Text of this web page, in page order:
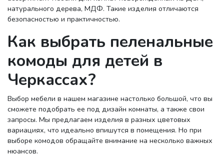
натурального дерева, МДФ. Такие изделия отличаются
безопасностью и практичностью.
Как выбрать пеленальные
комоды для детей в
Черкассах?
Выбор мебели в нашем магазине настолько большой, что вы
сможете подобрать ее под дизайн комнаты, а также свои
запросы. Мы предлагаем изделия в разных цветовых
вариациях, что идеально впишутся в помещения. Но при
выборе комодов обращайте внимание на несколько важных
нюансов.